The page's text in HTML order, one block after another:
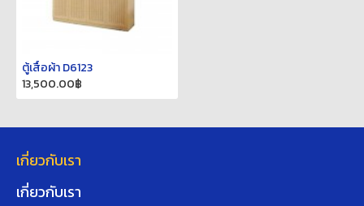
ตู้เสื้อผ้า D6123
13,500.00฿
เกี่ยวกับเรา
เกี่ยวกับเรา